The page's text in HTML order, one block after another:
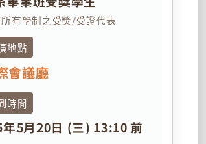
有學制之受獎/受證代表
地點
會議廳
時間
年5月20日 (三) 13:10 前